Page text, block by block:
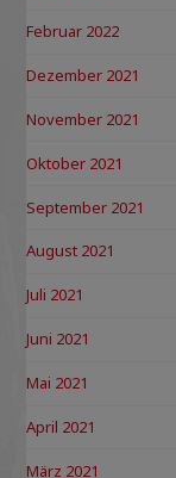
Februar 2022
Dezember 2021
November 2021
Oktober 2021
September 2021
August 2021
Juli 2021
Juni 2021
Mai 2021
April 2021
März 2021